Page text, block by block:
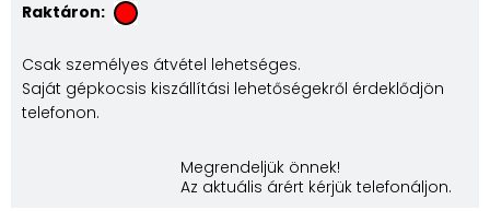
Raktáron:
Csak személyes átvétel lehetséges.
Saját gépkocsis kiszállítási lehetőségekről érdeklődjön
telefonon.
Megrendeljük önnek!
Az aktuális árért kérjük telefonáljon.